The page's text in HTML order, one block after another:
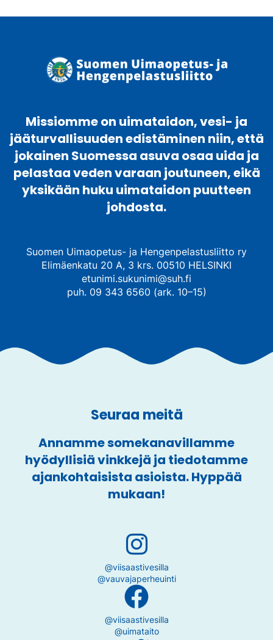
Missiomme on uimataidon, vesi- ja
jääturvallisuuden edistäminen niin, että
jokainen Suomessa asuva osaa uida ja
pelastaa veden varaan joutuneen, eikä
yksikään huku uimataidon puutteen
johdosta.
Suomen Uimaopetus- ja Hengenpelastusliitto ry
Elimäenkatu 20 A, 3 krs. 00510 HELSINKI
etunimi.sukunimi@suh.fi
puh. 09 343 6560 (ark. 10–15)
Seuraa meitä
Annamme somekanavillamme
hyödyllisiä vinkkejä ja tiedotamme
ajankohtaisista asioista. Hyppää
mukaan!
@viisaastivesilla
@vauvajaperheuinti
@viisaastivesilla
@uimataito